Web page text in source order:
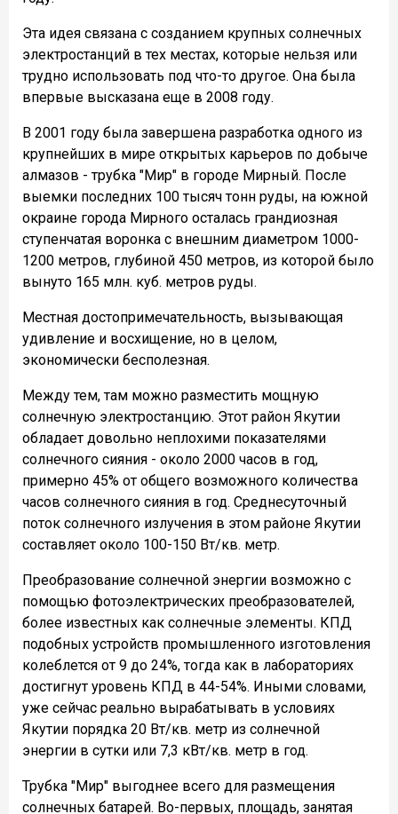
Эта идея связана с созданием крупных солнечных
электростанций в тех местах, которые нельзя или
трудно использовать под что-то другое. Она была
впервые высказана еще в 2008 году.
В 2001 году была завершена разработка одного из
крупнейших в мире открытых карьеров по добыче
алмазов - трубка "Мир" в городе Мирный. После
выемки последних 100 тысяч тонн руды, на южной
окраине города Мирного осталась грандиозная
ступенчатая воронка с внешним диаметром 1000-
1200 метров, глубиной 450 метров, из которой было
вынуто 165 млн. куб. метров руды.
Местная достопримечательность, вызывающая
удивление и восхищение, но в целом,
экономически бесполезная.
Между тем, там можно разместить мощную
солнечную электростанцию. Этот район Якутии
обладает довольно неплохими показателями
солнечного сияния - около 2000 часов в год,
примерно 45% от общего возможного количества
часов солнечного сияния в год. Среднесуточный
поток солнечного излучения в этом районе Якутии
составляет около 100-150 Вт/кв. метр.
Преобразование солнечной энергии возможно с
помощью фотоэлектрических преобразователей,
более известных как солнечные элементы. КПД
подобных устройств промышленного изготовления
колеблется от 9 до 24%, тогда как в лабораториях
достигнут уровень КПД в 44-54%. Иными словами,
уже сейчас реально вырабатывать в условиях
Якутии порядка 20 Вт/кв. метр из солнечной
энергии в сутки или 7,3 кВт/кв. метр в год.
Трубка "Мир" выгоднее всего для размещения
солнечных батарей. Во-первых, площадь, занятая